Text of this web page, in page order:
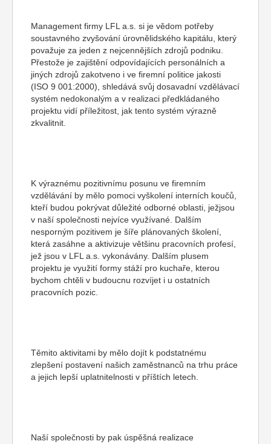
Management firmy LFL a.s. si je vědom potřeby
soustavného zvyšování úrovnělidského kapitálu, který
považuje za jeden z nejcennějších zdrojů podniku.
Přestože je zajištění odpovídajících personálních a
jiných zdrojů zakotveno i ve firemní politice jakosti
(ISO 9 001:2000), shledává svůj dosavadní vzdělávací
systém nedokonalým a v realizaci předkládaného
projektu vidí příležitost, jak tento systém výrazně
zkvalitnit.
K výraznému pozitivnímu posunu ve firemním
vzdělávání by mělo pomoci vyškolení interních koučů,
kteří budou pokrývat důležité odborné oblasti, ježjsou
v naší společnosti nejvíce využívané. Dalším
nesporným pozitivem je šíře plánovaných školení,
která zasáhne a aktivizuje většinu pracovních profesí,
jež jsou v LFL a.s. vykonávány. Dalším plusem
projektu je využití formy stáží pro kuchaře, kterou
bychom chtěli v budoucnu rozvíjet i u ostatních
pracovních pozic.
Těmito aktivitami by mělo dojít k podstatnému
zlepšení postavení našich zaměstnanců na trhu práce
a jejich lepší uplatnitelnosti v příštích letech.
Naší společnosti by pak úspěšná realizace